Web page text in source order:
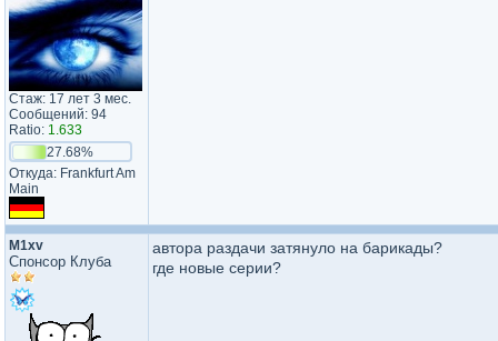
Стаж: 17 лет 3 мес.
Сообщений: 94
Ratio: 1.633
27.68%
Откуда: Frankfurt Am
Main
M1xv
Спонсор Клуба
автора раздачи затянуло на барикады?
где новые серии?